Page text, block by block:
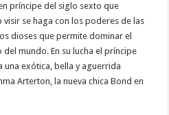
príncipe del siglo sexto que
se haga con los poderes de las
dioses que permite dominar el
mundo. En su lucha el príncipe
una exótica, bella y aguerrida
Arterton, la nueva chica Bond en